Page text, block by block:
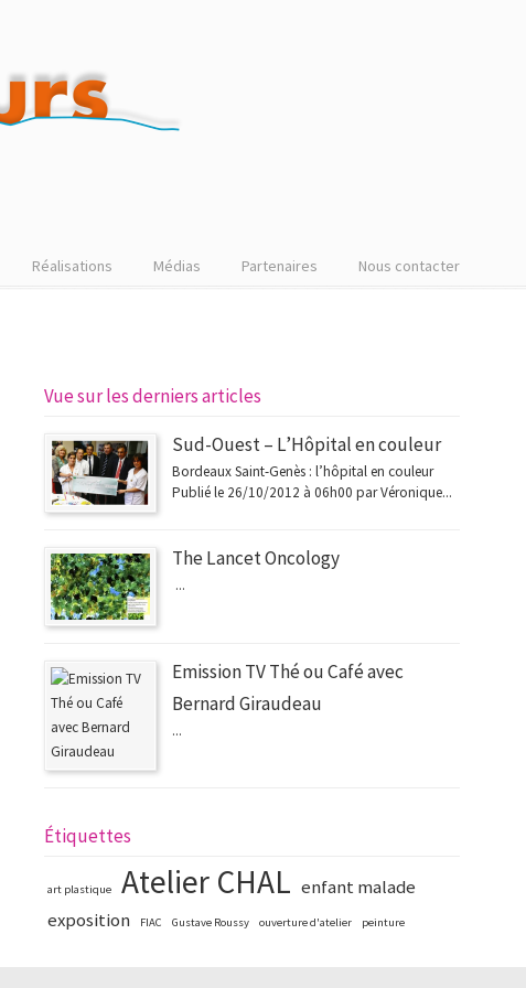
Réalisations Médias Partenaires Nous contacter
Vue sur les derniers articles
Sud-Ouest – L’Hôpital en couleur
Bordeaux Saint-Genès : l’hôpital en couleur
Publié le 26/10/2012 à 06h00 par Véronique...
The Lancet Oncology
...
Emission TV Thé ou Café avec
Bernard Giraudeau
...
Étiquettes
art plastique Atelier CHAL enfant malade
exposition
FIAC Gustave Roussy ouverture d'atelier peinture